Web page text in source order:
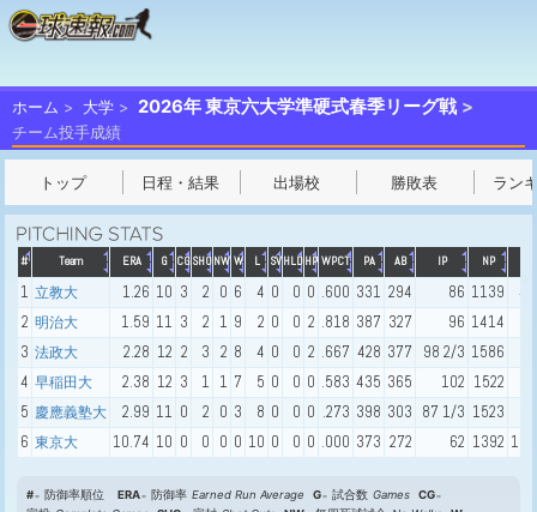
ホーム 大学 2026年 東京六大学準硬式春季リーグ戦
チーム投手成績
トップ 日程・結果 出場校 勝敗表 ラン
# Team ERA G CGSHONW W L SVHLDHP WPCT PA AB IP NP
1 立教大 1.26 10 3 2 0 6 4 0 0 0 .600 331 294 86 1139
48
2 明治大 1.59 11 3 2 1 9 2 0 0 2 .818 387 327 96 1414
3 法政大 2.28 12 2 3 2 8 4 0 0 2 .667 428 377 98 2/3 1586
4 早稲田大 2.38 12 3 1 1 7 5 0 0 0 .583 435 365 102 1522
5 慶應義塾大 2.99 11 0 2 0 3 8 0 0 0 .273 398 303 87 1/3 1523
6 東京大 10.74 10 0 0 0 0 10 0 0 0 .000 373 272 62 1392 106
# 防御率順位 ERA 防御率 Earned Run Average G 試合数 Games
CG